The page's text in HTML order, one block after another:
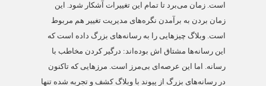
است. زمان می‌برد تا تمام این تغییرات آشکار شود. این
زمان بردن به برآمدن نگره‌های مدیریت تغییر هم مربوط
است. وبلاگ چیزهایی را به رسانه‌های بزرگ داده است که
این رسانه‌ها مشتاق اش بوده‌اند: درگیر کردن مخاطب با
رسانه. اما این عرصه‌ای بی‌مرز است. مرزهایی که تاکنون
در رسانه‌های بزرگ از پیوند با وبلاگ کشف و تجربه شده تنها